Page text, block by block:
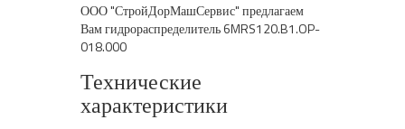
ООО "СтройДорМашСервис" предлагаем
Вам гидрораспределитель 6MRS120.B1.OP-
018.000
Технические
характеристики